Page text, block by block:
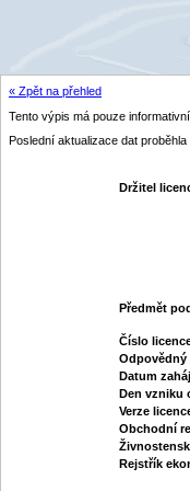
« Zpět na přehled
Tento výpis má pouze
Poslední aktualizace dat
Držitel
Předmět
Číslo
Odpovědný
Datum
Den vzniku
Verze
Obchodní
Rejstřík